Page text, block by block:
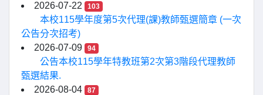
2026-07-22
103
本校115學年度第5次代理(課)教師甄選簡章 (一次
公告分次招考)
2026-07-09
94
公告本校115學年特教班第2次第3階段代理教師
甄選結果.
2026-08-04
87